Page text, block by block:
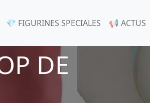
💎 FIGURINES SPECIALES 📢 ACTUS
DE